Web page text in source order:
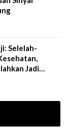
Selelah-
Jadi